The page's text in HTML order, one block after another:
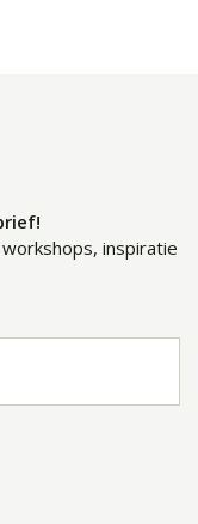
inspiratie